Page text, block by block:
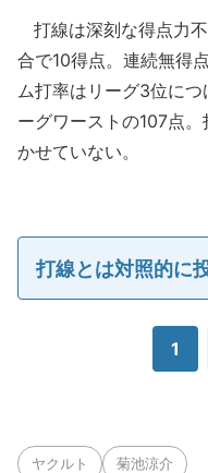
打線は深刻な得点力
合で10得点。連続無得
ム打率はリーグ3位に
ーグワーストの107点
かせていない。
打線とは対照的に
1
ヤクルト 菊池涼介